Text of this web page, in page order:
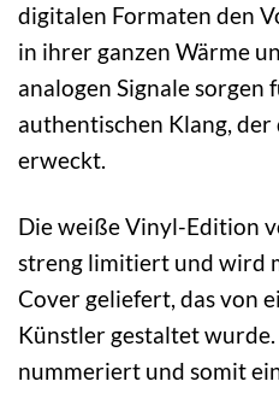
digitalen Formaten den
in ihrer ganzen Wärme
analogen Signale
authentischen Klang, der
erweckt.
Die weiße Vinyl-Edition
streng limitiert und wird
Cover geliefert, das von
Künstler gestaltet wurde.
nummeriert und somit